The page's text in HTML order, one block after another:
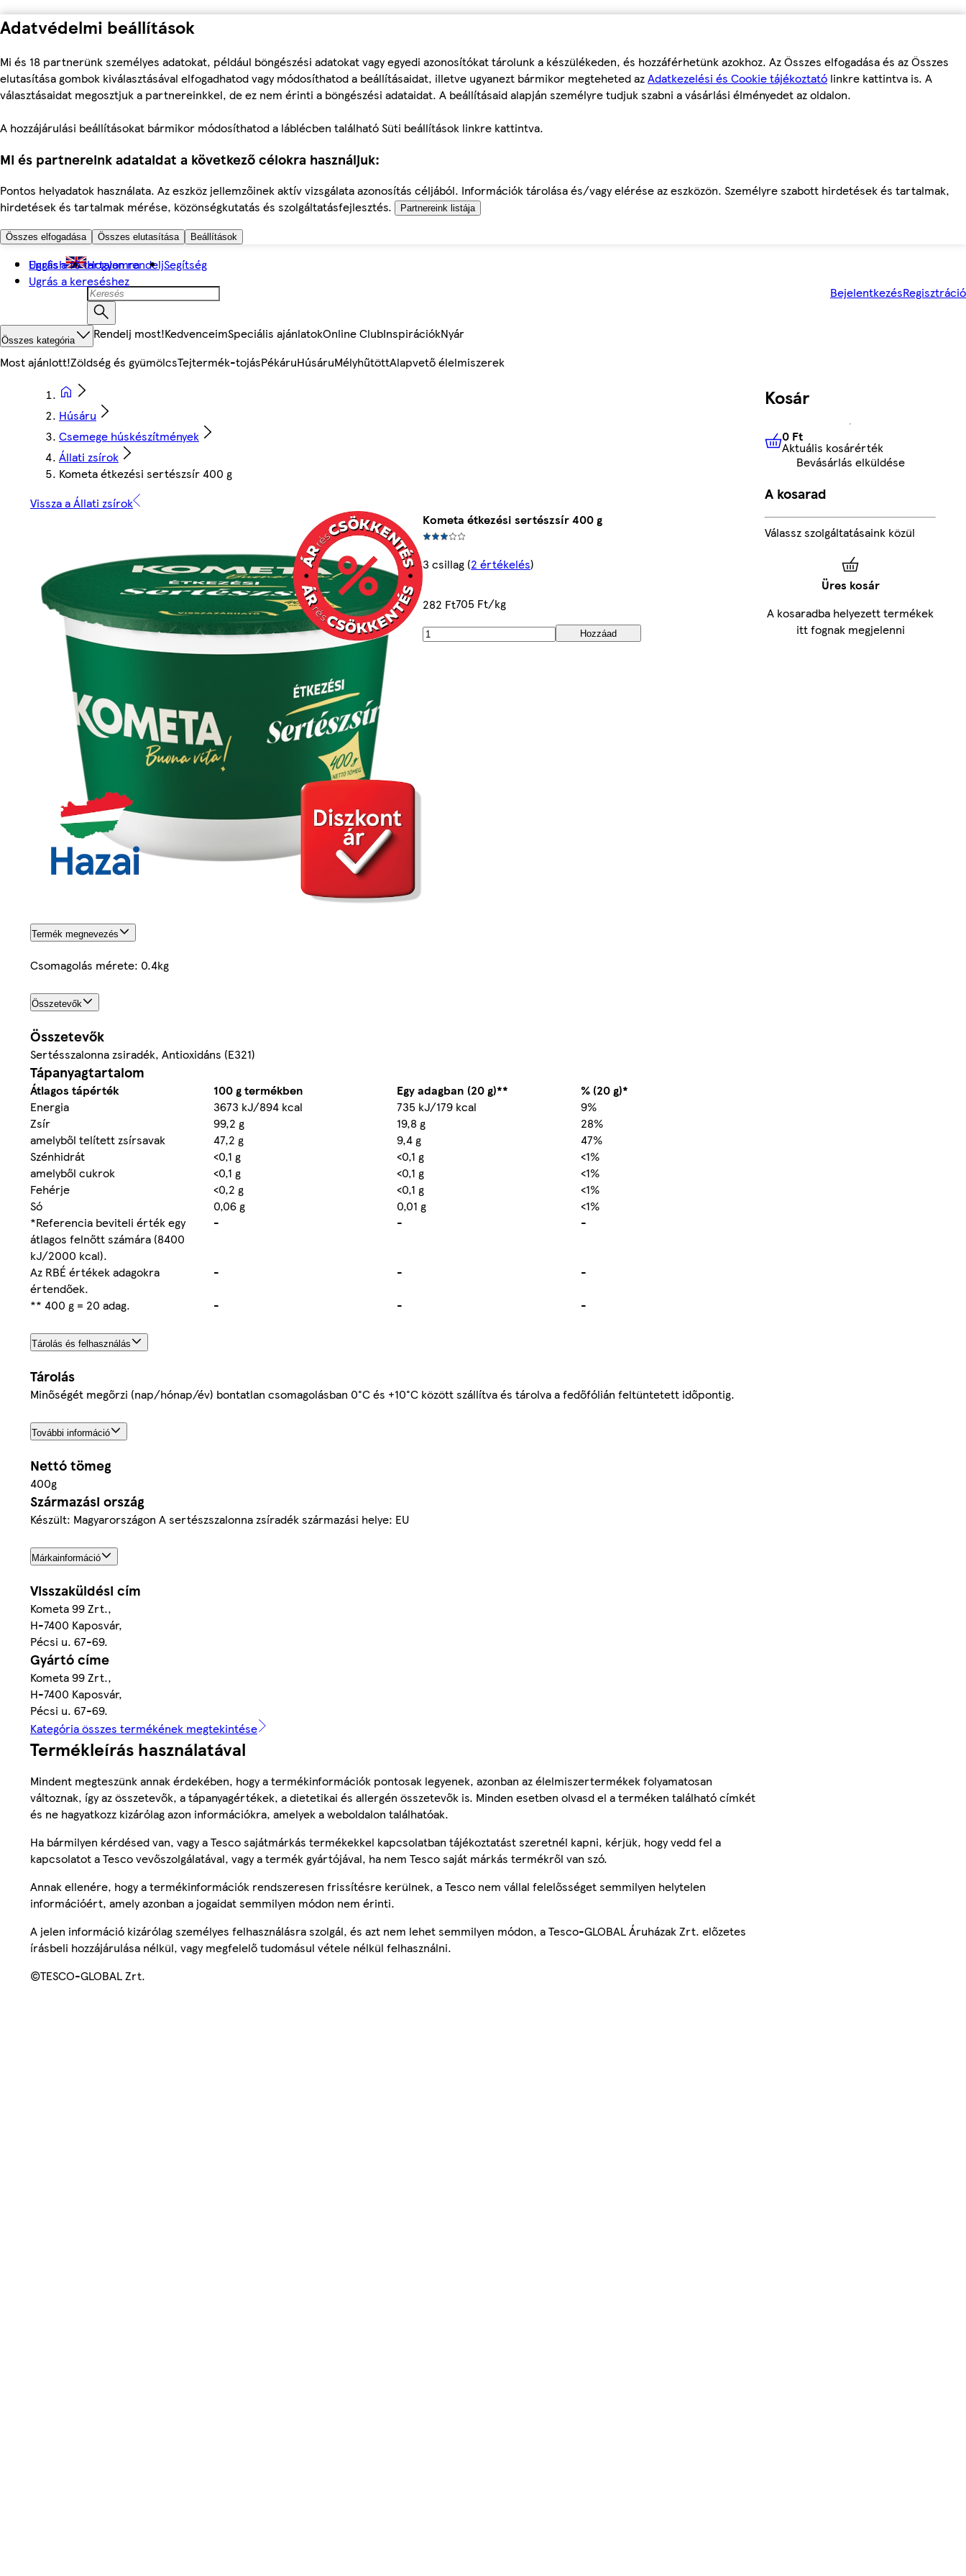
Adatvédelmi beállítások
Mi és 18 partnerünk személyes adatokat, például böngészési adatokat vagy egyedi azonosítókat tárolunk a készülékeden, és hozzáférhetünk azokhoz. Az Összes elfogadása és az Összes
elutasítása gombok kiválasztásával elfogadhatod vagy módosíthatod a beállításaidat, illetve ugyanezt bármikor megteheted azAdatkezelési és Cookie tájékoztató linkre kattintva is. A
választásaidat megosztjuk a partnereinkkel, de ez nem érinti a böngészési adataidat. A beállításaid alapján személyre tudjuk szabni a vásárlási élményedet az oldalon.
A hozzájárulási beállításokat bármikor módosíthatod a láblécben található Süti beállítások linkre kattintva.
Mi és partnereink adataidat a következő célokra használjuk:
Pontos helyadatok használata. Az eszköz jellemzőinek aktív vizsgálata azonosítás céljából. Információk tárolása és/vagy elérése az eszközön. Személyre szabott hirdetések és tartalmak,
hirdetések és tartalmak mérése, közönségkutatás és szolgáltatásfejlesztés.
Partnereink listája
Összes elfogadása Összes elutasítása Beállítások
Ugrás a fő tartalomra
Ugrás a kereséshez
English Hogyan rendeljSegítség
BejelentkezésRegisztráció
Összes kategória Rendelj most!KedvenceimSpeciális ajánlatokOnline ClubInspirációkNyár
Most ajánlott!Zöldség és gyümölcsTejtermék-tojásPékáruHúsáruMélyhűtöttAlapvető élelmiszerek
Húsáru
Csemege húskészítmények
Állati zsírok
Kometa étkezési sertészsír 400 g
Vissza a Állati zsírok
Kometa étkezési sertészsír 400 g
3 csillag (2 értékelés)
282 Ft705 Ft/kg
Hozzáad
Termék megnevezés
Csomagolás mérete: 0.4kg
Összetevők
Összetevők
Sertésszalonna zsiradék, Antioxidáns (E321)
Tápanyagtartalom
Átlagos tápérték 100 g termékben Egy adagban (20 g)**
% (20 g)*
Energia
3673 kJ/894 kcal 735 kJ/179 kcal
9%
Zsír
99,2 g 19,8 g
28%
amelyből telített zsírsavak
47,2 g 9,4 g
47%
Szénhidrát
<0,1 g <0,1 g
<1%
amelyből cukrok
<0,1 g <0,1 g
<1%
Fehérje
<0,2 g <0,1 g
<1%
Só
0,06 g 0,01 g
<1%
*Referencia beviteli érték egy
átlagos felnőtt számára (8400
kJ/2000 kcal).
- - -
Az RBÉ értékek adagokra
értendőek.
- -
-
** 400 g = 20 adag.
- - -
Tárolás és felhasználás
Tárolás
Minőségét megőrzi (nap/hónap/év) bontatlan csomagolásban 0°C és +10°C között szállítva és tárolva a fedőfólián feltüntetett időpontig.
További információ
Nettó tömeg
400g
Származási ország
Készült: Magyarországon A sertészszalonna zsíradék származási helye: EU
Márkainformáció
Visszaküldési cím
Kometa 99 Zrt.,
H-7400 Kaposvár,
Pécsi u. 67-69.
Gyártó címe
Kometa 99 Zrt.,
H-7400 Kaposvár,
Pécsi u. 67-69.
Kategória összes termékének megtekintése
Termékleírás használatával
Mindent megteszünk annak érdekében, hogy a termékinformációk pontosak legyenek, azonban az élelmiszertermékek folyamatosan
változnak, így az összetevők, a tápanyagértékek, a dietetikai és allergén összetevők is. Minden esetben olvasd el a terméken található címkét
és ne hagyatkozz kizárólag azon információkra, amelyek a weboldalon találhatóak.
Ha bármilyen kérdésed van, vagy a Tesco sajátmárkás termékekkel kapcsolatban tájékoztatást szeretnél kapni, kérjük, hogy vedd fel a
kapcsolatot a Tesco vevőszolgálatával, vagy a termék gyártójával, ha nem Tesco saját márkás termékről van szó.
Annak ellenére, hogy a termékinformációk rendszeresen frissítésre kerülnek, a Tesco nem vállal felelősséget semmilyen helytelen
információért, amely azonban a jogaidat semmilyen módon nem érinti.
A jelen információ kizárólag személyes felhasználásra szolgál, és azt nem lehet semmilyen módon, a Tesco-GLOBAL Áruházak Zrt. előzetes
írásbeli hozzájárulása nélkül, vagy megfelelő tudomásul vétele nélkül felhasználni.
©TESCO-GLOBAL Zrt.
Kosár
0 FtAktuális kosárérték
0 Ft
Aktuális kosárérték
Bevásárlás elküldése
A kosarad
Válassz szolgáltatásaink közül
Üres kosár
A kosaradba helyezett termékek
itt fognak megjelenni